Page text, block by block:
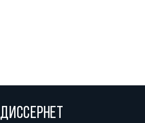
ДИССЕРНЕТ